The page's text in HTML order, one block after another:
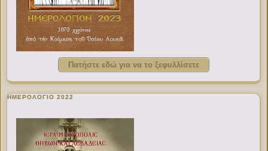
Πατήστε εδώ για να το ξεφυλλίσετε
ΗΜΕΡΟΛΟΓΙΟ 2022